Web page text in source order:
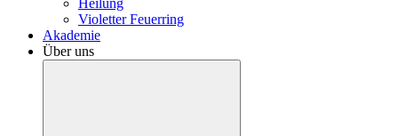
Heilung
Violetter Feuerring
Akademie
Über uns